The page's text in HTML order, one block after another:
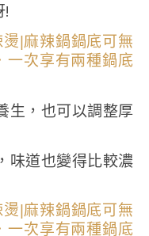
!
生，也可以調整厚
味道也變得比較濃